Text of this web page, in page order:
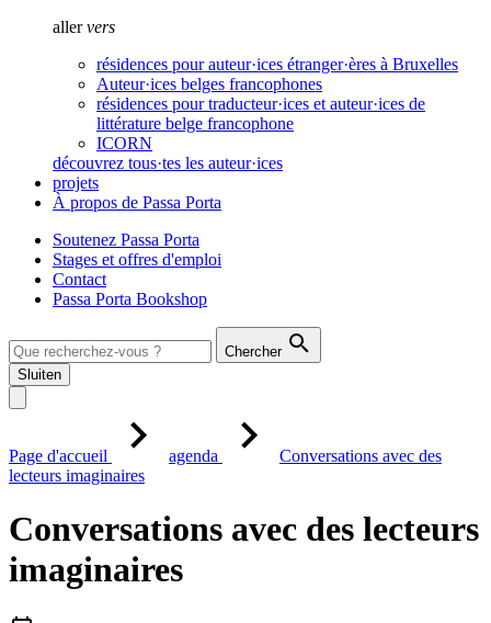
allervers
résidences pour auteur·ices étranger·ères à Bruxelles
Auteur·ices belges francophones
résidences pour traducteur·ices et auteur·ices de
littérature belge francophone
ICORN
découvrez tous·tes les auteur·ices
projets
À propos de Passa Porta
Soutenez Passa Porta
Stages et offres d'emploi
Contact
Passa Porta Bookshop
Chercher
Sluiten
Page d'accueil agenda
Conversations avec des
lecteurs imaginaires
Conversations avec des lecteurs
imaginaires